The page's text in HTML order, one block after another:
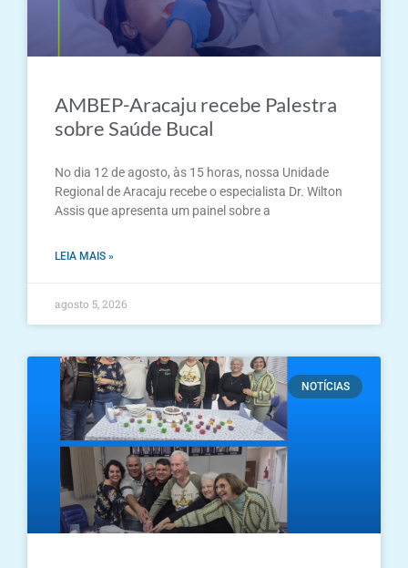
AMBEP-Aracaju recebe Palestra
sobre Saúde Bucal
No dia 12 de agosto, às 15 horas, nossa Unidade
Regional de Aracaju recebe o especialista Dr. Wilton
Assis que apresenta um painel sobre a
LEIA MAIS »
agosto 5, 2026
NOTÍCIAS